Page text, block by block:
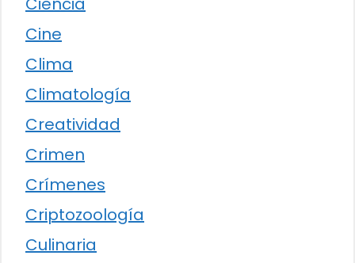
Cine
Clima
Climatología
Creatividad
Crimen
Crímenes
Criptozoología
Culinaria